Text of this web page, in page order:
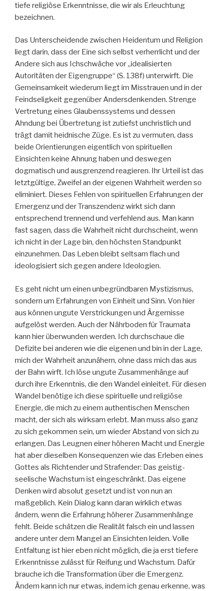
tiefe religiöse Erkenntnisse, die wir als Erleuchtung
bezeichnen.
Das Unterscheidende zwischen Heidentum und Religion
liegt darin, dass der Eine sich selbst verherrlicht und der
Andere sich aus Ichschwäche vor „idealisierten
Autoritäten der Eigengruppe“ (S. 138f) unterwirft. Die
Gemeinsamkeit wiederum liegt im Misstrauen und in der
Feindseligkeit gegenüber Andersdenkenden. Strenge
Vertretung eines Glaubenssystems und dessen
Ahndung bei Übertretung ist zutiefst unchristlich und
trägt damit heidnische Züge. Es ist zu vermuten, dass
beide Orientierungen eigentlich von spirituellen
Einsichten keine Ahnung haben und deswegen
dogmatisch und ausgrenzend reagieren. Ihr Urteil ist das
letztgültige, Zweifel an der eigenen Wahrheit werden so
eliminiert. Dieses Fehlen von spirituellen Erfahrungen der
Emergenz und der Transzendenz wirkt sich dann
entsprechend trennend und verfehlend aus. Man kann
fast sagen, dass die Wahrheit nicht durchscheint, wenn
ich nicht in der Lage bin, den höchsten Standpunkt
einzunehmen. Das Leben bleibt seltsam flach und
ideologisiert sich gegen andere Ideologien.
Es geht nicht um einen unbegründbaren Mystizismus,
sondern um Erfahrungen von Einheit und Sinn. Von hier
aus können ungute Verstrickungen und Ärgernisse
aufgelöst werden. Auch der Nährboden für Traumata
kann hier überwunden werden. Ich durchschaue die
Defizite bei anderen wie die eigenen und bin in der Lage,
mich der Wahrheit anzunähern, ohne dass mich das aus
der Bahn wirft. Ich löse ungute Zusammenhänge auf
durch ihre Erkenntnis, die den Wandel einleitet. Für diesen
Wandel benötige ich diese spirituelle und religiöse
Energie, die mich zu einem authentischen Menschen
macht, der sich als wirksam erlebt. Man muss also ganz
zu sich gekommen sein, um wieder Abstand von sich zu
erlangen. Das Leugnen einer höheren Macht und Energie
hat aber dieselben Konsequenzen wie das Erleben eines
Gottes als Richtender und Strafender: Das geistig-
seelische Wachstum ist eingeschränkt. Das eigene
Denken wird absolut gesetzt und ist von nun an
maßgeblich. Kein Dialog kann daran wirklich etwas
ändern, wenn die Erfahrung höherer Zusammenhänge
fehlt. Beide schätzen die Realität falsch ein und lassen
andere unter dem Mangel an Einsichten leiden. Volle
Entfaltung ist hier eben nicht möglich, die ja erst tiefere
Erkenntnisse zulässt für Reifung und Wachstum. Dafür
brauche ich die Transformation über die Emergenz.
Ändern kann ich nur etwas, indem ich genau erkenne, was